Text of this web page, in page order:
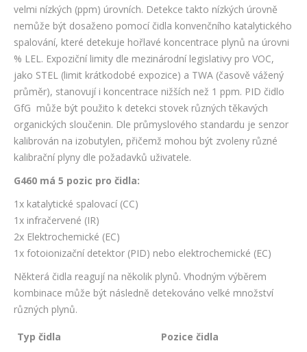
velmi nízkých (ppm) úrovních. Detekce takto nízkých úrovně
nemůže být dosaženo pomocí čidla konvenčního katalytického
spalování, které detekuje hořlavé koncentrace plynů na úrovni
% LEL. Expoziční limity dle mezinárodní legislativy pro VOC,
jako STEL (limit krátkodobé expozice) a TWA (časově vážený
průměr), stanovují i koncentrace nižších než 1 ppm. PID čidlo
GfG může být použito k detekci stovek různých těkavých
organických sloučenin. Dle průmyslového standardu je senzor
kalibrován na izobutylen, přičemž mohou být zvoleny různé
kalibrační plyny dle požadavků uživatele.
G460 má 5 pozic pro čidla:
1x katalytické spalovací (CC)
1x infračervené (IR)
2x Elektrochemické (EC)
1x fotoionizační detektor (PID) nebo elektrochemické (EC)
Některá čidla reagují na několik plynů. Vhodným výběrem
kombinace může být následně detekováno velké množství
různých plynů.
Typ čidla
Pozice čidla